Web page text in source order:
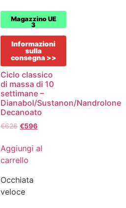
Magazzino UE
3
Informazioni
sulla
consegna >>
Ciclo classico
di massa di 10
settimane –
Dianabol/Sustanon/Nandrolone
Decanoato
€626 €596
Aggiungi al
carrello
Occhiata
veloce